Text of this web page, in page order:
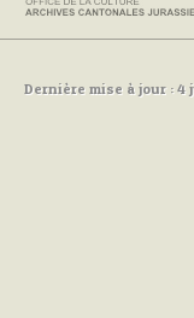
Dernière mise à jour : 4